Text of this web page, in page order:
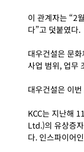
이 관계자는 “2
다”고 덧붙였다.
대우건설은 문
사업 범위, 업무
대우건설은 이
KCC는 지난해
Ltd.)의 유상증
다. 인스파이어